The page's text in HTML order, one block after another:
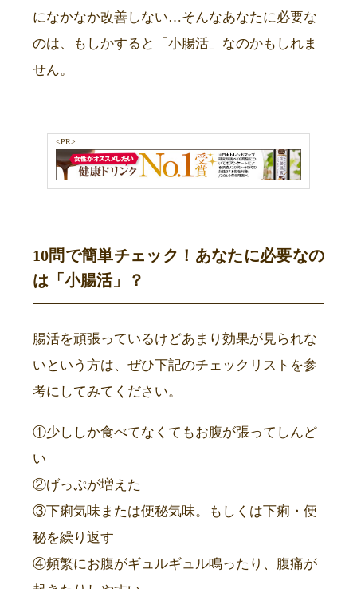
になかなか改善しない…そんなあなたに必要な
のは、もしかすると「小腸活」なのかもしれま
せん。
<PR>
10問で簡単チェック！あなたに必要なの
は「小腸活」？
腸活を頑張っているけどあまり効果が見られな
いという方は、ぜひ下記のチェックリストを参
考にしてみてください。
①少ししか食べてなくてもお腹が張ってしんど
い
②げっぷが増えた
③下痢気味または便秘気味。もしくは下痢・便
秘を繰り返す
④頻繁にお腹がギュルギュル鳴ったり、腹痛が